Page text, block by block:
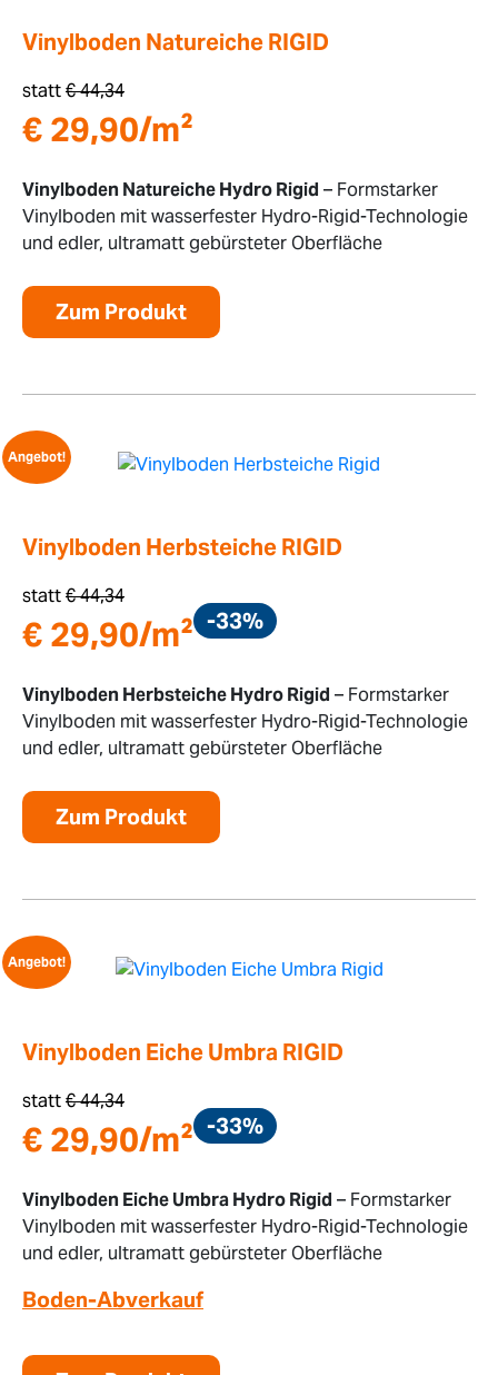
Vinylboden Natureiche RIGID
statt€44,34
€ 29,90/m²
Vinylboden Natureiche Hydro Rigid – Formstarker
Vinylboden mit wasserfester Hydro-Rigid-Technologie
und edler, ultramatt gebürsteter Oberfläche
Zum Produkt
Angebot!
Vinylboden Herbsteiche RIGID
statt€44,34
€ 29,90/m² -33%
Vinylboden Herbsteiche Hydro Rigid – Formstarker
Vinylboden mit wasserfester Hydro-Rigid-Technologie
und edler, ultramatt gebürsteter Oberfläche
Zum Produkt
Angebot!
Vinylboden Eiche Umbra RIGID
statt€44,34
€ 29,90/m² -33%
Vinylboden Eiche Umbra Hydro Rigid – Formstarker
Vinylboden mit wasserfester Hydro-Rigid-Technologie
und edler, ultramatt gebürsteter Oberfläche
Boden-Abverkauf